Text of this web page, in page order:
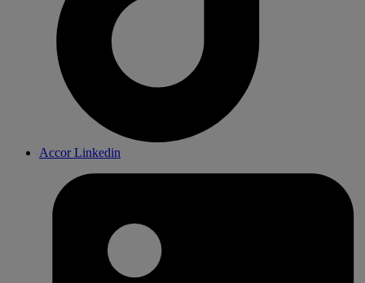
Accor Linkedin